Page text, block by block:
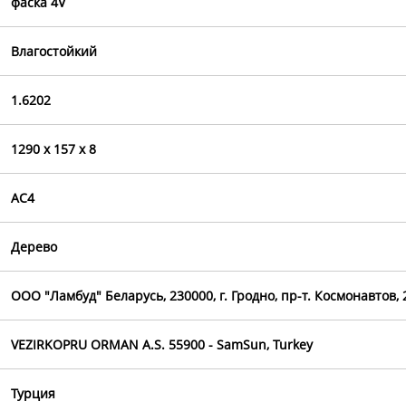
Влагостойкий
1.6202
1290 х 157 х 8
AC4
Дерево
OOO "Ламбуд" Беларусь, 230000, г. Гродно, пр-т. Космонавтов,
VEZIRKOPRU ORMAN A.S. 55900 - SamSun, Turkey
Турция